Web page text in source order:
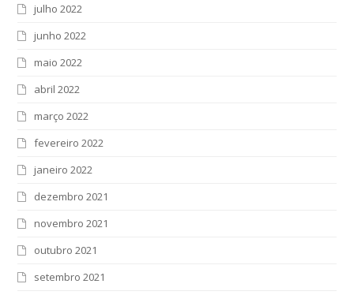
julho 2022
junho 2022
maio 2022
abril 2022
março 2022
fevereiro 2022
janeiro 2022
dezembro 2021
novembro 2021
outubro 2021
setembro 2021